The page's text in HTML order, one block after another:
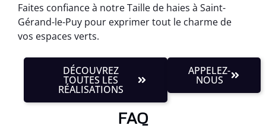
Faites confiance à notre Taille de haies à Saint-
Gérand-le-Puy pour exprimer tout le charme de
vos espaces verts.
DÉCOUVREZ
TOUTES LES
RÉALISATIONS
APPELEZ-
NOUS
FAQ